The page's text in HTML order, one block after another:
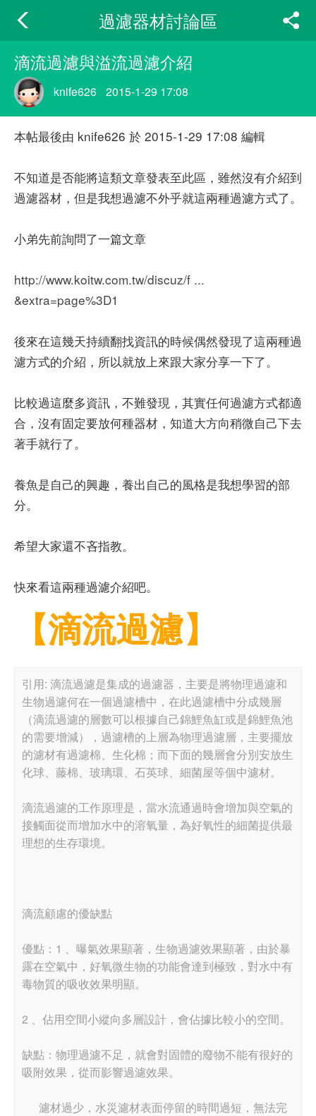
過濾器材討論區
滴流過濾與溢流過濾介紹
knife626 2015-1-29 17:08
本帖最後由 knife626 於 2015-1-29 17:08 編輯
不知道是否能將這類文章發表至此區，雖然沒有介紹到
過濾器材，但是我想過濾不外乎就這兩種過濾方式了。
小弟先前詢問了一篇文章
http://www.koitw.com.tw/discuz/f ...
&extra=page%3D1
後來在這幾天持續翻找資訊的時候偶然發現了這兩種過
濾方式的介紹，所以就放上來跟大家分享一下了。
比較過這麼多資訊，不難發現，其實任何過濾方式都適
合，沒有固定要放何種器材，知道大方向稍微自己下去
著手就行了。
養魚是自己的興趣，養出自己的風格是我想學習的部
分。
希望大家還不吝指教。
快來看這兩種過濾介紹吧。
【滴流過濾】
引用: 滴流過濾是集成的過濾器，主要是將物理過濾和
生物過濾何在一個過濾槽中，在此過濾槽中分成幾層
（滴流過濾的層數可以根據自己錦鯉魚缸或是錦鯉魚池
的需要增減），過濾槽的上層為物理過濾層，主要擺放
的濾材有過濾棉、生化棉；而下面的幾層會分別安放生
化球、藤棉、玻璃環、石英球、細菌屋等個中濾材。
滴流過濾的工作原理是，當水流通過時會增加與空氣的
接觸面從而增加水中的溶氧量，為好氧性的細菌提供最
理想的生存環境。
滴流顧慮的優缺點
優點：1 、曝氣效果顯著，生物過濾效果顯著，由於暴
露在空氣中，好氧微生物的功能會達到極致，對水中有
毒物質的吸收效果明顯。
2 、佔用空間小縱向多層設計，會佔據比較小的空間。
缺點：物理過濾不足，就會對固體的廢物不能有很好的
吸附效果，從而影響過濾效果。
濾材過少，水災濾材表面停留的時間過短，無法完